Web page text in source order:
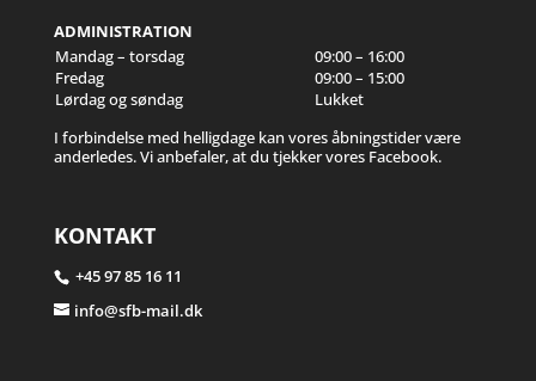
ADMINISTRATION
Mandag – torsdag
09:00 – 16:00
Fredag
09:00 – 15:00
Lørdag og søndag
Lukket
I forbindelse med helligdage kan vores åbningstider være
anderledes. Vi anbefaler, at du tjekker vores Facebook.
KONTAKT
+45 97 85 16 11
info@sfb-mail.dk